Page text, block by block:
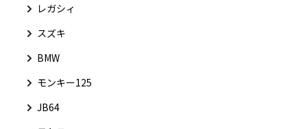
レガシィ
スズキ
BMW
モンキー125
JB64